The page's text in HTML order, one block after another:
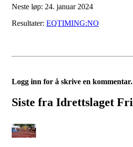
Neste løp: 24. januar 2024
Resultater: EQTIMING:NO
Logg inn for å skrive en kommentar.
Siste fra Idrettslaget Fri